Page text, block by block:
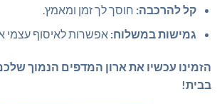
קל להרכבה: חוסך לך זמן ומאמץ.
גמישות במשלוח: אפשרות לאיסוף עצמי
הזמינו עכשיו את ארון המדפים הנמוך
בבית!